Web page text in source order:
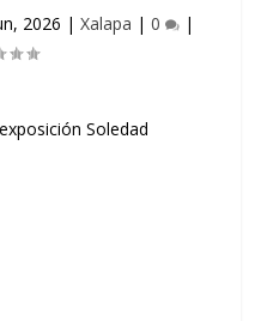
2026 | Xalapa | 0 |